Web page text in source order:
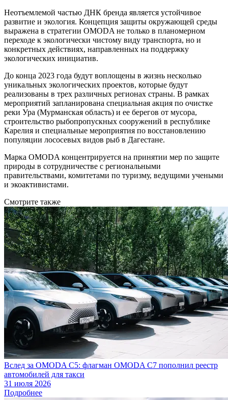
Неотъемлемой частью ДНК бренда является устойчивое
развитие и экология. Концепция защиты окружающей среды
выражена в стратегии OMODA не только в планомерном
переходе к экологически чистому виду транспорта, но и
конкретных действиях, направленных на поддержку
экологических инициатив.
До конца 2023 года будут воплощены в жизнь несколько
уникальных экологических проектов, которые будут
реализованы в трех различных регионах страны. В рамках
мероприятий запланирована специальная акция по очистке
реки Ура (Мурманская область) и ее берегов от мусора,
строительство рыбопропускных сооружений в республике
Карелия и специальные мероприятия по восстановлению
популяции лососевых видов рыб в Дагестане.
Марка OMODA концентрируется на принятии мер по защите
природы в сотрудничестве с региональными
правительствами, комитетами по туризму, ведущими учеными
и экоактивистами.
Смотрите также
Вслед за OMODA C5: флагман OMODA C7 пополнил реестр
автомобилей для такси
31 июля 2026
Подробнее